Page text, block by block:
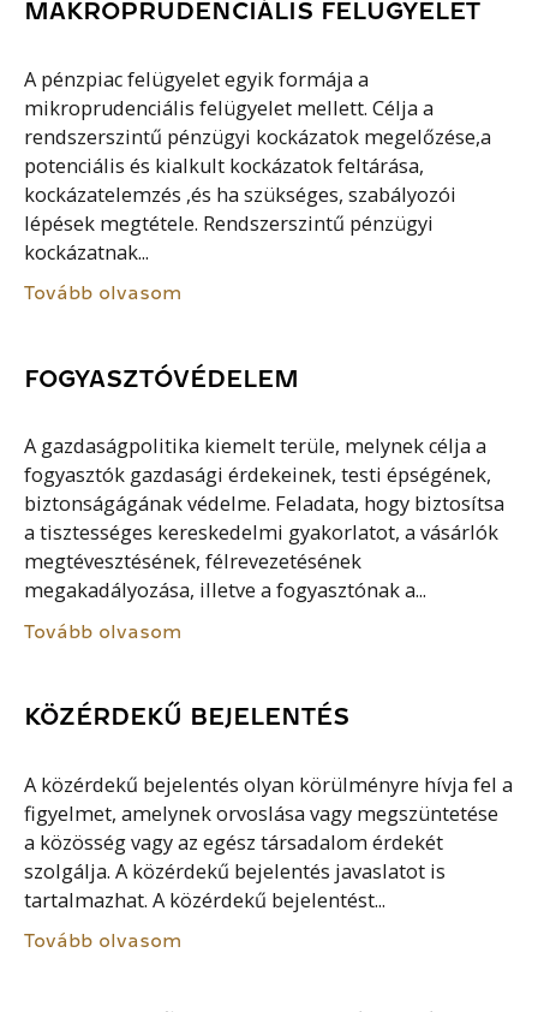
MAKROPRUDENCIÁLIS FELÜGYELET
A pénzpiac felügyelet egyik formája a
mikroprudenciális felügyelet mellett. Célja a
rendszerszintű pénzügyi kockázatok megelőzése,a
potenciális és kialkult kockázatok feltárása,
kockázatelemzés ,és ha szükséges, szabályozói
lépések megtétele. Rendszerszintű pénzügyi
kockázatnak...
Tovább olvasom
FOGYASZTÓVÉDELEM
A gazdaságpolitika kiemelt terüle, melynek célja a
fogyasztók gazdasági érdekeinek, testi épségének,
biztonságágának védelme. Feladata, hogy biztosítsa
a tisztességes kereskedelmi gyakorlatot, a vásárlók
megtévesztésének, félrevezetésének
megakadályozása, illetve a fogyasztónak a...
Tovább olvasom
KÖZÉRDEKŰ BEJELENTÉS
A közérdekű bejelentés olyan körülményre hívja fel a
figyelmet, amelynek orvoslása vagy megszüntetése
a közösség vagy az egész társadalom érdekét
szolgálja. A közérdekű bejelentés javaslatot is
tartalmazhat. A közérdekű bejelentést...
Tovább olvasom